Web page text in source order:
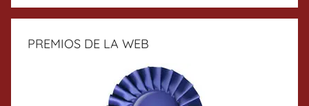
PREMIOS DE LA WEB